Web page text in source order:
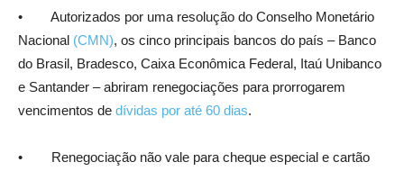
• Autorizados por uma resolução do Conselho Monetário
Nacional (CMN), os cinco principais bancos do país – Banco
do Brasil, Bradesco, Caixa Econômica Federal, Itaú Unibanco
e Santander – abriram renegociações para prorrogarem
vencimentos de dívidas por até 60 dias.
• Renegociação não vale para cheque especial e cartão